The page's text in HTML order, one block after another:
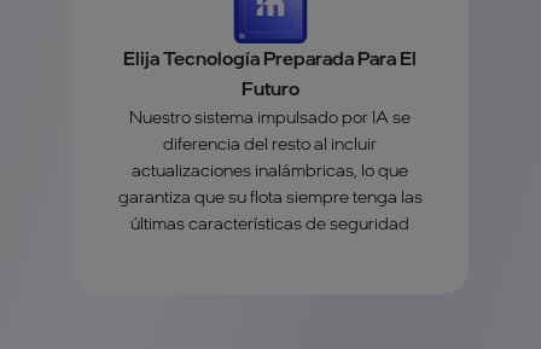
Elija Tecnología Preparada Para El
Futuro
Nuestro sistema impulsado por IA se
diferencia del resto al incluir
actualizaciones inalámbricas, lo que
garantiza que su flota siempre tenga las
últimas características de seguridad